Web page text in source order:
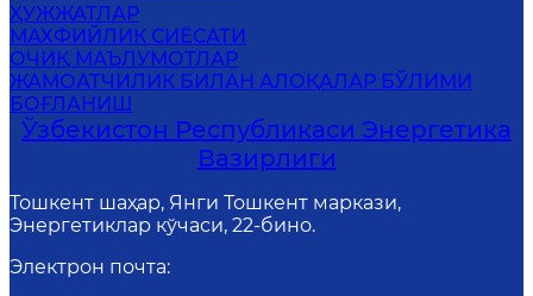
ҲУЖЖАТЛАР
МАХФИЙЛИК СИЁСАТИ
ОЧИҚ МАЪЛУМОТЛАР
ЖАМОАТЧИЛИК БИЛАН АЛОҚАЛАР БЎЛИМИ
БОҒЛАНИШ
Ўзбекистон Республикаси Энергетика
Вазирлиги
Тошкент шаҳар, Янги Тошкент маркази,
Энергетиклар кўчаси, 22-бино.
Электрон почта: